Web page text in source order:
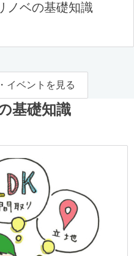
ノベの基礎知識
イベントを見る
基礎知識